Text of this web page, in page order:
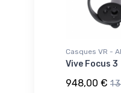
Casques VR -
Vive Focus 3
948,00 € 1